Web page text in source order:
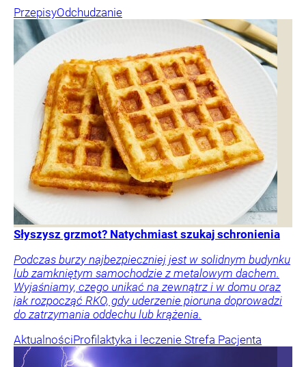
PrzepisyOdchudzanie
Słyszysz grzmot? Natychmiast szukaj schronienia
Podczas burzy najbezpieczniej jest w solidnym budynku
lub zamkniętym samochodzie z metalowym dachem.
Wyjaśniamy, czego unikać na zewnątrz i w domu oraz
jak rozpocząć RKO, gdy uderzenie pioruna doprowadzi
do zatrzymania oddechu lub krążenia.
AktualnościProfilaktyka i leczenie Strefa Pacjenta